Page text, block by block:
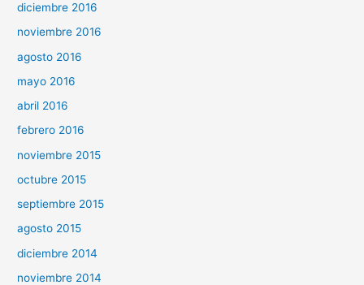
diciembre 2016
noviembre 2016
agosto 2016
mayo 2016
abril 2016
febrero 2016
noviembre 2015
octubre 2015
septiembre 2015
agosto 2015
diciembre 2014
noviembre 2014